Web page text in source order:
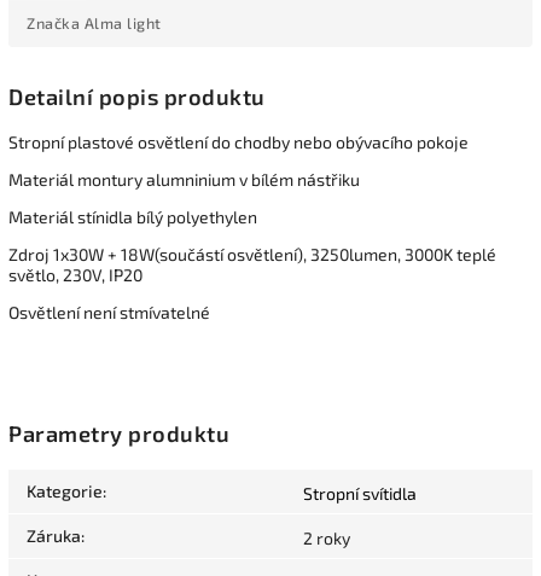
Značka Alma light
Detailní popis produktu
Stropní plastové osvětlení do chodby nebo obývacího pokoje
Materiál montury alumninium v bílém nástřiku
Materiál stínidla bílý polyethylen
Zdroj 1x30W + 18W(součástí osvětlení), 3250lumen, 3000K teplé
světlo, 230V, IP20
Osvětlení není stmívatelné
Parametry produktu
Kategorie: Stropní svítidla
Záruka: 2 roky